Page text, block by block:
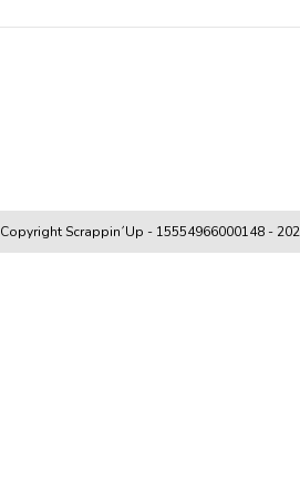
Copyright Scrappin´Up - 15554966000148 -